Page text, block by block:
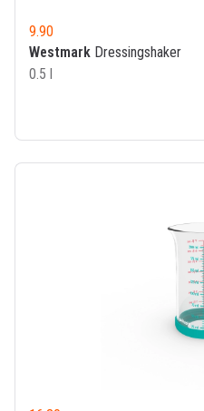
9.90
Westmark Dressingshaker
0.5 l